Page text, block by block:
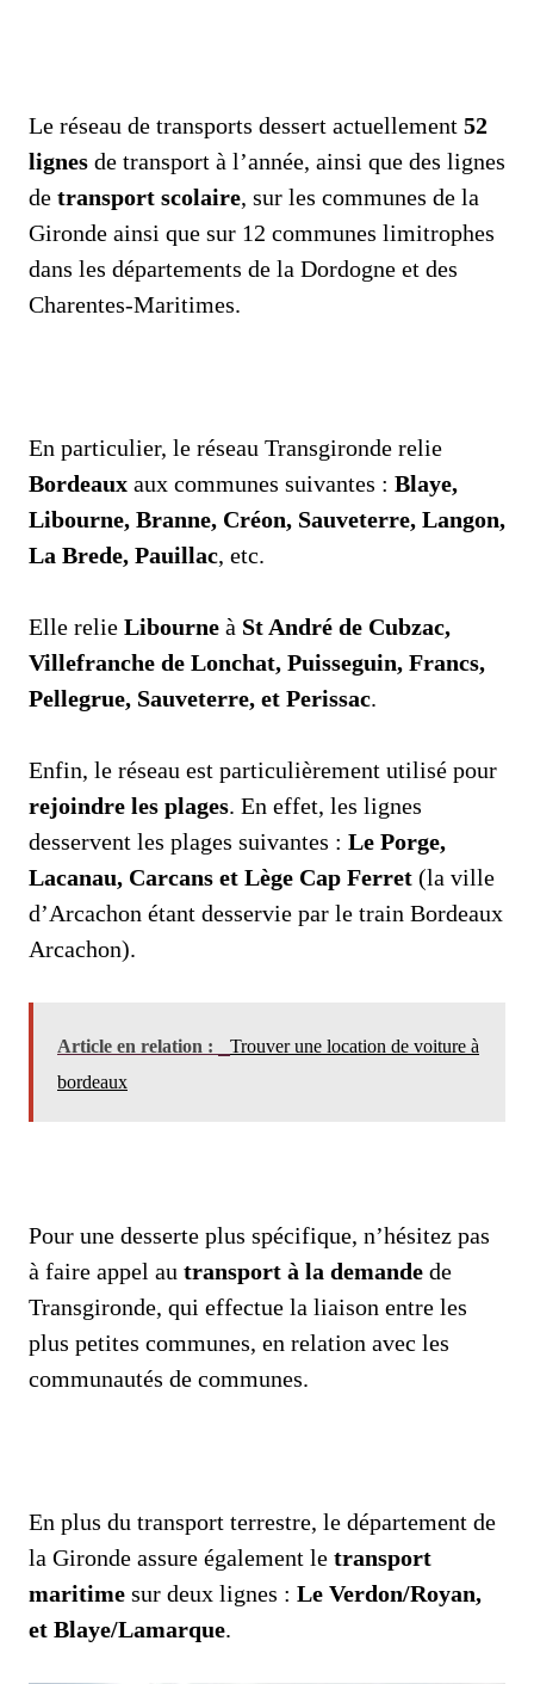
Le réseau de transports dessert actuellement 52
lignes de transport à l’année, ainsi que des lignes
de transport scolaire, sur les communes de la
Gironde ainsi que sur 12 communes limitrophes
dans les départements de la Dordogne et des
Charentes-Maritimes.
En particulier, le réseau Transgironde relie
Bordeaux aux communes suivantes : Blaye,
Libourne, Branne, Créon, Sauveterre, Langon,
La Brede, Pauillac, etc.
Elle relie Libourne à St André de Cubzac,
Villefranche de Lonchat, Puisseguin, Francs,
Pellegrue, Sauveterre, et Perissac.
Enfin, le réseau est particulièrement utilisé pour
rejoindre les plages. En effet, les lignes
desservent les plages suivantes : Le Porge,
Lacanau, Carcans et Lège Cap Ferret (la ville
d’Arcachon étant desservie par le train Bordeaux
Arcachon).
Article en relation :
Trouver une location de voiture à
bordeaux
Pour une desserte plus spécifique, n’hésitez pas
à faire appel au transport à la demande de
Transgironde, qui effectue la liaison entre les
plus petites communes, en relation avec les
communautés de communes.
En plus du transport terrestre, le département de
la Gironde assure également le transport
maritime sur deux lignes : Le Verdon/Royan,
et Blaye/Lamarque.